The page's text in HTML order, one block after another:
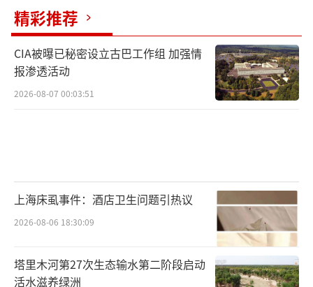
精彩推荐
CIA被曝已秘密设立古巴工作组 加强情
报渗透活动
2026-08-07 00:03:51
上海床虱事件：酒店卫生问题引热议
2026-08-06 18:30:09
塔里木河第27次生态输水第二阶段启动
活水滋养绿洲